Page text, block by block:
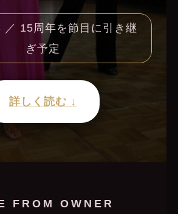
／ 15周年を節目に引き継
ぎ予定
詳しく読む ↓
FROM OWNER